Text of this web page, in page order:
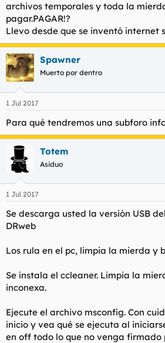
archivos temporales y toda la
pagar.PAGAR!?
Llevo desde que se inventó internet
Spawner
Muerto por dentro
1 Jul 2017
Para qué tendremos una subforo
Totem
Asiduo
1 Jul 2017
Se descarga usted la versión USB
DRweb
Los rula en el pc, limpia la mierda y
Se instala el ccleaner. Limpia la
inconexa.
Ejecute el archivo msconfig. Con
inicio y vea qué se ejecuta al
en off todo lo que no venga firmado